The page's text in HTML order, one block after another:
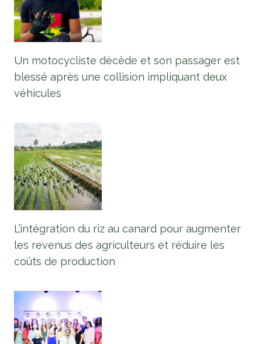
Un motocycliste décède et son passager est
blessé après une collision impliquant deux
véhicules
L’intégration du riz au canard pour augmenter
les revenus des agriculteurs et réduire les
coûts de production